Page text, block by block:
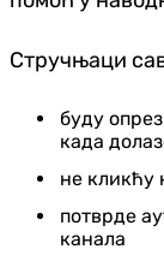
Стручњаци
буду
када
не кликћу
потврде
канала